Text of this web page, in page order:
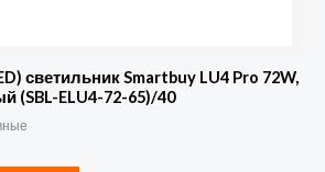
светильник Smartbuy LU4 Pro 72W,
(SBL-ELU4-72-65)/40